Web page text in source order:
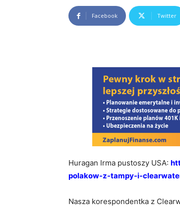
Facebook Twitter
Huragan Irma pustoszy USA:
polakow-z-tampy-i-
Nasza korespondentka z